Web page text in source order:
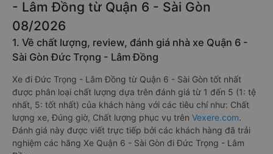
Giới thiệu tuyến đường xe đi Đức Trọng
- Lâm Đồng từ Quận 6 - Sài Gòn
1. Về chất lượng, review, đánh giá nhà xe Quận 6 -
Sài Gòn Đức Trọng - Lâm Đồng
Xe đi Đức Trọng - Lâm Đồng từ Quận 6 - Sài Gòn tốt nhất
được phân loại chất lượng dựa trên đánh giá từ 1 đến 5 (1: tệ
nhất, 5: tốt nhất) của khách hàng với các tiêu chí như: Chất